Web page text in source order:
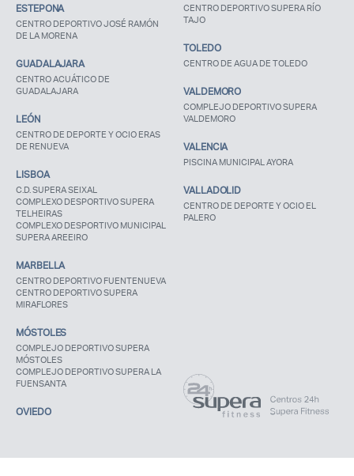
ESTEPONA
CENTRO DEPORTIVO JOSÉ RAMÓN
DE LA MORENA
GUADALAJARA
CENTRO ACUÁTICO DE
GUADALAJARA
LEÓN
CENTRO DE DEPORTE Y OCIO ERAS
DE RENUEVA
LISBOA
C.D. SUPERA SEIXAL
COMPLEXO DESPORTIVO SUPERA
TELHEIRAS
COMPLEXO DESPORTIVO MUNICIPAL
SUPERA AREEIRO
MARBELLA
CENTRO DEPORTIVO FUENTENUEVA
CENTRO DEPORTIVO SUPERA
MIRAFLORES
MÓSTOLES
COMPLEJO DEPORTIVO SUPERA
MÓSTOLES
COMPLEJO DEPORTIVO SUPERA LA
FUENSANTA
OVIEDO
CENTRO DEPORTIVO SUPERA RÍO
TAJO
TOLEDO
CENTRO DE AGUA DE TOLEDO
VALDEMORO
COMPLEJO DEPORTIVO SUPERA
VALDEMORO
VALENCIA
PISCINA MUNICIPAL AYORA
VALLADOLID
CENTRO DE DEPORTE Y OCIO EL
PALERO